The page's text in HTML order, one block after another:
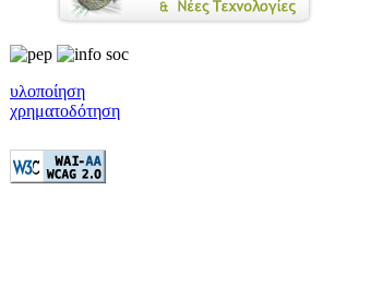
υλοποίηση
χρηματοδότηση